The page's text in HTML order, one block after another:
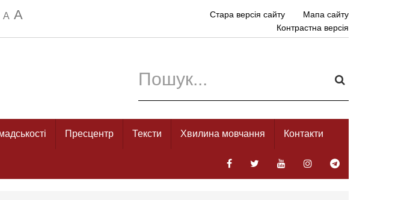
A A Стара версія сайту
Мапа сайту
Контрастна версія
Пресцентр Тексти Хвилина мовчання Контакти